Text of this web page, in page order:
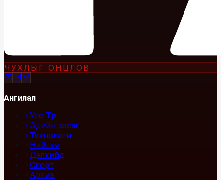
ЧУХЛЫГ ОНЦЛОВ
Ангилал
Улс Төр
Эдийн засаг
Технологи
Нийгэм
Дэлхийд
Спорт
Архив